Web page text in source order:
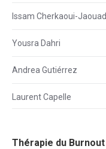
Issam Cherkaoui-Jaouad
Yousra Dahri
Andrea Gutiérrez
Laurent Capelle
Thérapie du Burnout